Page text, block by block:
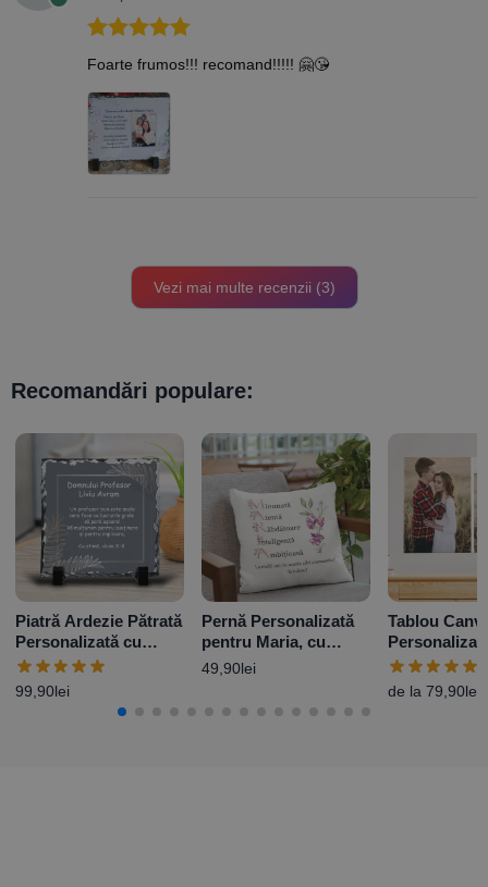
Evaluat la
din 5
Foarte frumos!!! recomand!!!!! 🤗😘
Vezi mai multe recenzii (3)
Recomandări populare:
Piatră Ardezie Pătrată
Personalizată cu
mesaj pentru
Profesor
99,90lei
Pernă Personalizată
pentru Maria, cu
nume și mesaj
49,90lei
Tablou
Personalizat
poze
de la79,90lei